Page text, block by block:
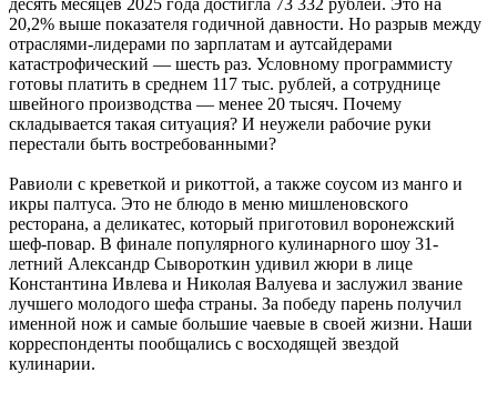
десять месяцев 2025 года достигла 73 332 рублей. Это на
20,2% выше показателя годичной давности. Но разрыв между
отраслями-лидерами по зарплатам и аутсайдерами
катастрофический — шесть раз. Условному программисту
готовы платить в среднем 117 тыс. рублей, а сотруднице
швейного производства — менее 20 тысяч. Почему
складывается такая ситуация? И неужели рабочие руки
перестали быть востребованными?
Равиоли с креветкой и рикоттой, а также соусом из манго и
икры палтуса. Это не блюдо в меню мишленовского
ресторана, а деликатес, который приготовил воронежский
шеф-повар. В финале популярного кулинарного шоу 31-
летний Александр Сывороткин удивил жюри в лице
Константина Ивлева и Николая Валуева и заслужил звание
лучшего молодого шефа страны. За победу парень получил
именной нож и самые большие чаевые в своей жизни. Наши
корреспонденты пообщались с восходящей звездой
кулинарии.